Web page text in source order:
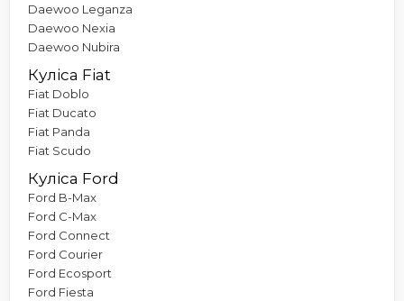
Daewoo Leganza
Daewoo Nexia
Daewoo Nubira
Куліса Fiat
Fiat Doblo
Fiat Ducato
Fiat Panda
Fiat Scudo
Куліса Ford
Ford B-Max
Ford C-Max
Ford Connect
Ford Courier
Ford Ecosport
Ford Fiesta